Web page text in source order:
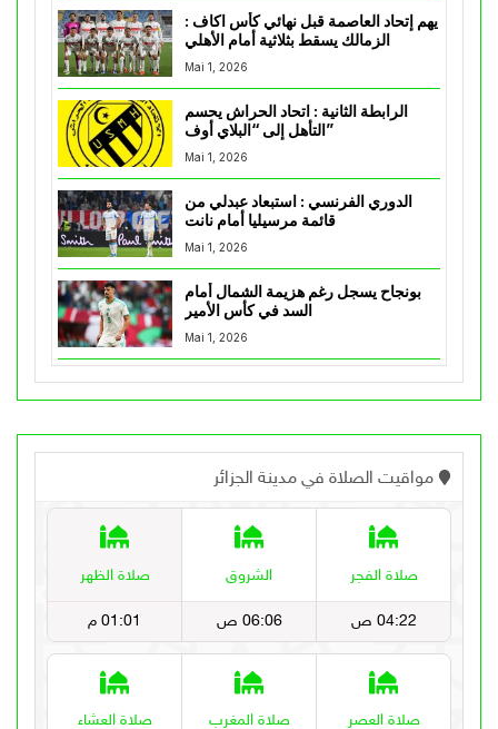
يهم إتحاد العاصمة قبل نهائي كأس اكاف :
Mai 1, 2026
الرابطة الثانية : اتحاد الحراش يحسم
التأهل إلى “البلاي أوف”
Mai 1, 2026
الدوري الفرنسي : استبعاد عبدلي من
قائمة مرسيليا أمام نانت
Mai 1, 2026
بونجاح يسجل رغم هزيمة الشمال أمام
السد في كأس الأمير
Mai 1, 2026